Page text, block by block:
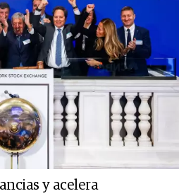
y acelera